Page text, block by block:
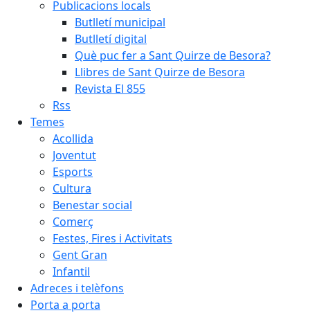
Publicacions locals
Butlletí municipal
Butlletí digital
Què puc fer a Sant Quirze de Besora?
Llibres de Sant Quirze de Besora
Revista El 855
Rss
Temes
Acollida
Joventut
Esports
Cultura
Benestar social
Comerç
Festes, Fires i Activitats
Gent Gran
Infantil
Adreces i telèfons
Porta a porta